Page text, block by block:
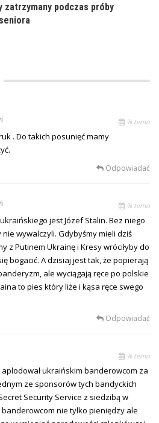
podczas próby
% temu
. Do takich posunięć mamy
Odpowiadać
% temu
jest Józef Stalin. Bez niego
nie wywalczyli. Gdybyśmy mieli dziś
z Putinem Ukrainę i Kresy wróciłyby do
bogacić. A dzisiaj jest tak, że popierają
ale wyciągają ręce po polskie
to pies który liże i kąsa ręce swego
Odpowiadać
% temu
ukraińskim banderowcom za
ze sponsorów tych bandyckich
Security Service z siedzibą w
nie tylko pieniędzy ale